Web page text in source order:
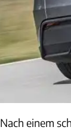
Nach einem